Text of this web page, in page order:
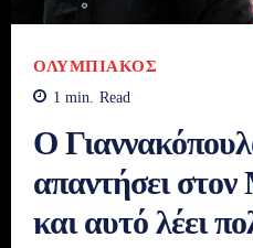
ΟΛΥΜΠΙΑΚΌΣ
1 min. Read
Ο
απαντήσει
και αυτό λέει